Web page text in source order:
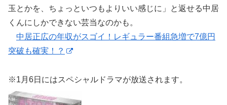
玉とかを、ちょっといつもよりいい感じに」と返せる中居
くんにしかできない芸当なのかも。
中居正広の年収がスゴイ！レギュラー番組急増で7億円
突破も確実！？
※1月6日にはスペシャルドラマが放送されます。